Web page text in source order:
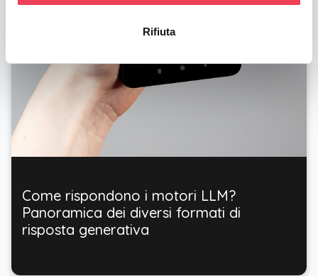
Rifiuta
Come rispondono i motori LLM?
Panoramica dei diversi formati di
risposta generativa